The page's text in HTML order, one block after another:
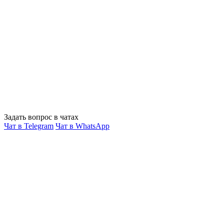
Задать вопрос в чатах
Чат в Telegram Чат в WhatsApp